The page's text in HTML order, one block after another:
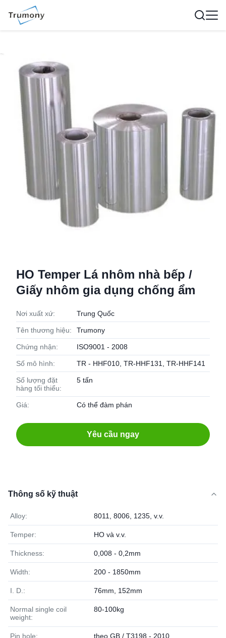
HO Temper Lá nhôm nhà bếp /
Giấy nhôm gia dụng chống ẩm
Nơi xuất xứ: Trung Quốc
Tên thương hiệu: Trumony
Chứng nhận: ISO9001 - 2008
Số mô hình: TR - HHF010, TR-HHF131, TR-HHF141
Số lượng đặt
hàng tối thiểu:
5 tấn
Giá: Có thể đàm phán
Yêu cầu ngay
Thông số kỹ thuật
Alloy: 8011, 8006, 1235, v.v.
Temper: HO và v.v.
Thickness: 0,008 - 0,2mm
Width: 200 - 1850mm
I. D.: 76mm, 152mm
Normal single coil
weight:
80-100kg
Pin hole: theo GB / T3198 - 2010